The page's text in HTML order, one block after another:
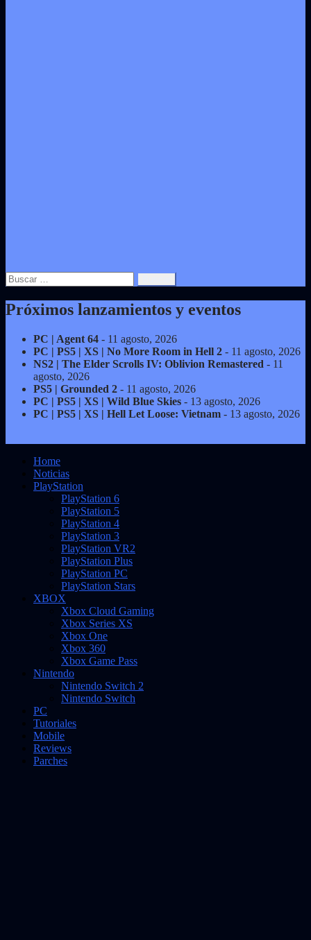
Buscar:
Próximos lanzamientos y eventos
PC | Agent 64 - 11 agosto, 2026
PC | PS5 | XS | No More Room in Hell 2 - 11 agosto, 2026
NS2 | The Elder Scrolls IV: Oblivion Remastered - 11
agosto, 2026
PS5 | Grounded 2 - 11 agosto, 2026
PC | PS5 | XS | Wild Blue Skies - 13 agosto, 2026
PC | PS5 | XS | Hell Let Loose: Vietnam - 13 agosto, 2026
Home
Noticias
PlayStation
PlayStation 6
PlayStation 5
PlayStation 4
PlayStation 3
PlayStation VR2
PlayStation Plus
PlayStation PC
PlayStation Stars
XBOX
Xbox Cloud Gaming
Xbox Series XS
Xbox One
Xbox 360
Xbox Game Pass
Nintendo
Nintendo Switch 2
Nintendo Switch
PC
Tutoriales
Mobile
Reviews
Parches